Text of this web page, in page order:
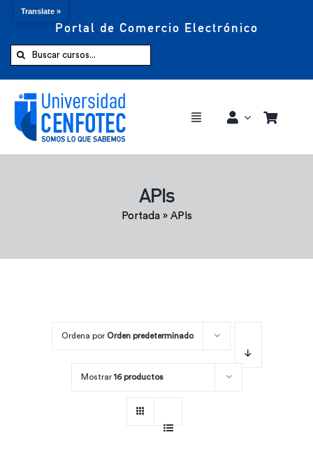
Portal de Comercio Electrónico
Buscar:
Toggle
Comprar ahora
APIs
Portada» APIs
Ordena por Orden predeterminado
Mostrar 16 productos
Translate »